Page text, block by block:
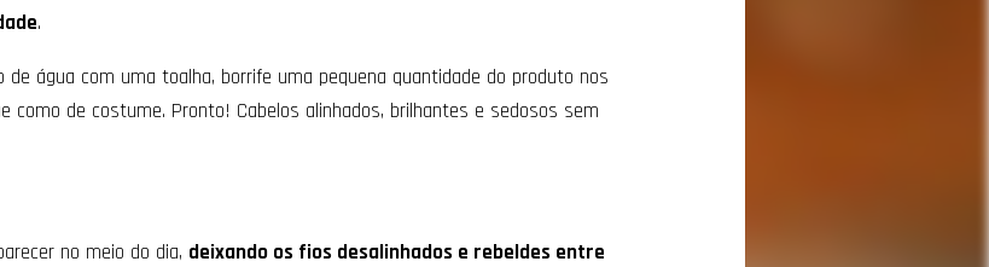
.
água com uma toalha, borrife uma pequena quantidade do produto nos
como de costume. Pronto! Cabelos alinhados, brilhantes e sedosos sem
no meio do dia, deixando os fios desalinhados e rebeldes entre